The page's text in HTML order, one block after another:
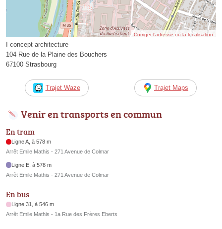
Corriger l’adresse ou la localisation
I concept architecture
104 Rue de la Plaine des Bouchers
67100 Strasbourg
Trajet Waze Trajet Maps
Venir en transports en commun
En tram
Ligne A, à 578 m
Arrêt Emile Mathis - 271 Avenue de Colmar
Ligne E, à 578 m
Arrêt Emile Mathis - 271 Avenue de Colmar
En bus
Ligne 31, à 546 m
Arrêt Emile Mathis - 1a Rue des Frères Eberts